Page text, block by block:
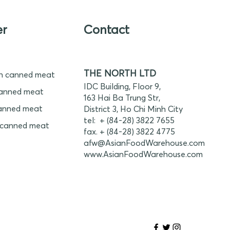
Contact
canned meat
meat
meat
meat
THE NORTH LTD
IDC Building, Floor 9,
163 Hai Ba Trung Str,
District 3, Ho Chi Minh City
tel: + (84-28) 3822 7655
fax. + (84-28) 3822 4775
afw@AsianFoodWarehouse.com
www.AsianFoodWarehouse.com